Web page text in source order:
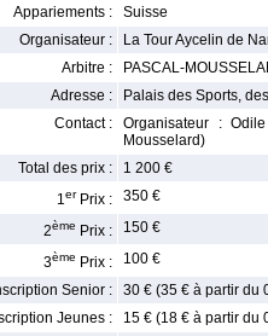
Appariements :
Suisse
Organisateur :
La Tour Aycelin de
Arbitre :
PASCAL-
Adresse :
Palais des Sports,
Contact :
Organisateur :
Mousselard)
Total des prix :
1 200 €
1er Prix : 350 €
2ème Prix : 150 €
3ème Prix :
100 €
Senior :
30 € (35 € à partir du
Jeunes :
15 € (18 € à partir du